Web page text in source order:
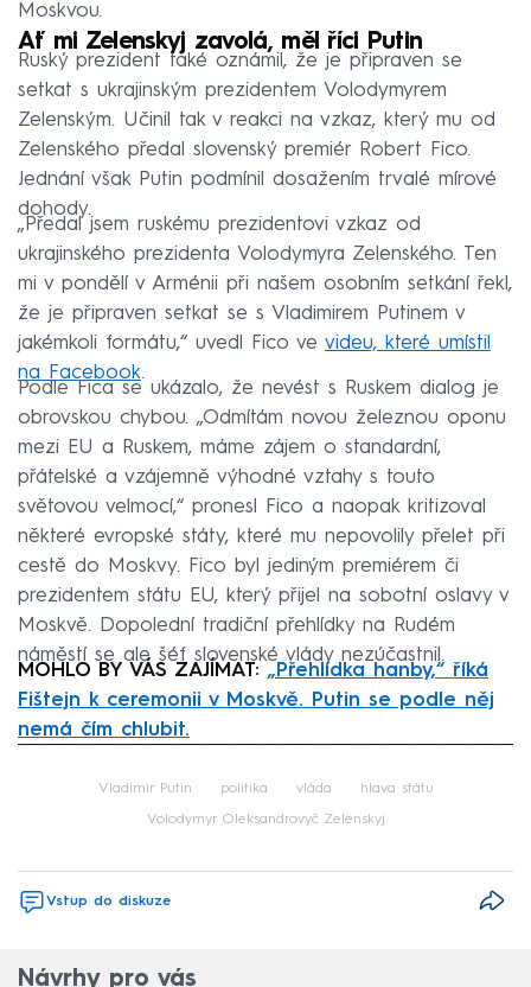
Moskvou.
Ať mi Zelenskyj zavolá, měl říci Putin
Ruský prezident také oznámil, že je připraven se
setkat s ukrajinským prezidentem Volodymyrem
Zelenským. Učinil tak v reakci na vzkaz, který mu od
Zelenského předal slovenský premiér Robert Fico.
Jednání však Putin podmínil dosažením trvalé mírové
dohody.
„Předal jsem ruskému prezidentovi vzkaz od
ukrajinského prezidenta Volodymyra Zelenského. Ten
mi v pondělí v Arménii při našem osobním setkání řekl,
že je připraven setkat se s Vladimirem Putinem v
jakémkoli formátu,“ uvedl Fico ve videu, které umístil
na Facebook.
Podle Fica se ukázalo, že nevést s Ruskem dialog je
obrovskou chybou. „Odmítám novou železnou oponu
mezi EU a Ruskem, máme zájem o standardní,
přátelské a vzájemně výhodné vztahy s touto
světovou velmocí,“ pronesl Fico a naopak kritizoval
některé evropské státy, které mu nepovolily přelet při
cestě do Moskvy. Fico byl jediným premiérem či
prezidentem státu EU, který přijel na sobotní oslavy v
Moskvě. Dopolední tradiční přehlídky na Rudém
náměstí se ale šéf slovenské vlády nezúčastnil.
MOHLO BY VÁS ZAJÍMAT: „Přehlídka hanby,“ říká
Fištejn k ceremonii v Moskvě. Putin se podle něj
nemá čím chlubit.
Vladimir Putin politika vláda hlava státu
Volodymyr Oleksandrovyč Zelenskyj
Vstup do diskuze
Návrhy pro vás